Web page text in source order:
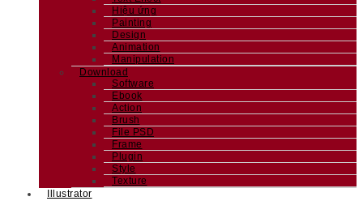
Hiệu ứng
Painting
Design
Animation
Manipulation
Download
Software
Ebook
Action
Brush
File PSD
Frame
Plugin
Style
Texture
Illustrator